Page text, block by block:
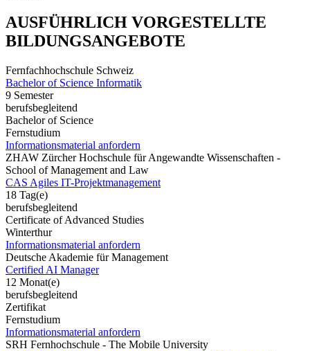
AUSFÜHRLICH VORGESTELLTE
BILDUNGSANGEBOTE
Fernfachhochschule Schweiz
Bachelor of Science Informatik
9 Semester
berufsbegleitend
Bachelor of Science
Fernstudium
Informationsmaterial anfordern
ZHAW Zürcher Hochschule für Angewandte Wissenschaften -
School of Management and Law
CAS Agiles IT-Projektmanagement
18 Tag(e)
berufsbegleitend
Certificate of Advanced Studies
Winterthur
Informationsmaterial anfordern
Deutsche Akademie für Management
Certified AI Manager
12 Monat(e)
berufsbegleitend
Zertifikat
Fernstudium
Informationsmaterial anfordern
SRH Fernhochschule - The Mobile University